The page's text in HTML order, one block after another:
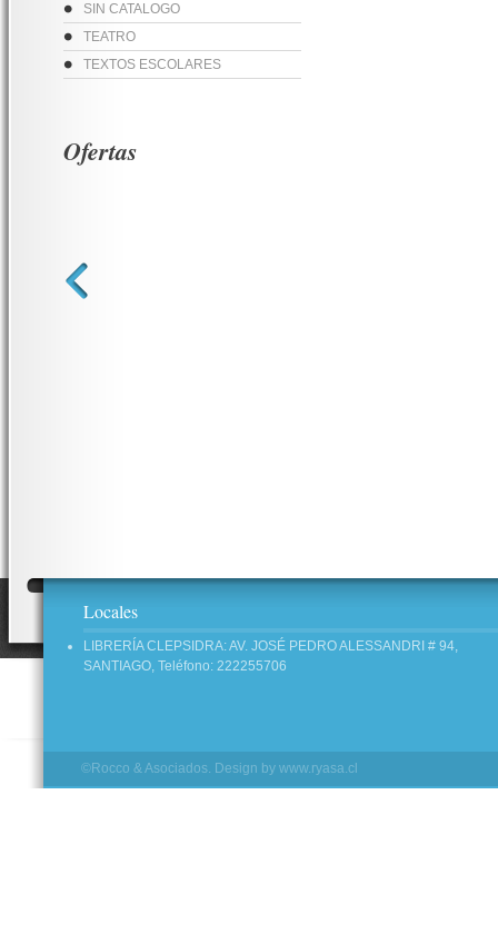
SIN CATALOGO
TEATRO
TEXTOS ESCOLARES
Ofertas
Locales
LIBRERÍA CLEPSIDRA: AV. JOSÉ PEDRO ALESSANDRI # 94,
SANTIAGO, Teléfono: 222255706
©Rocco & Asociados. Design by www.ryasa.cl